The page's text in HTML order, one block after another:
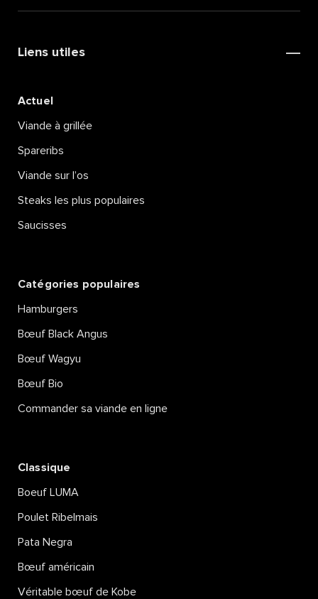
Liens utiles
Actuel
Viande à grillée
Spareribs
Viande sur l’os
Steaks les plus populaires
Saucisses
Catégories populaires
Hamburgers
Bœuf Black Angus
Bœuf Wagyu
Bœuf Bio
Commander sa viande en ligne
Classique
Boeuf LUMA
Poulet Ribelmais
Pata Negra
Bœuf américain
Véritable bœuf de Kobe